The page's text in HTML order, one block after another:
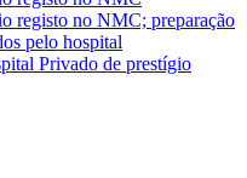
registo no NMC; preparação
pelo hospital
Privado de prestígio